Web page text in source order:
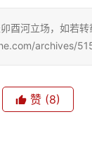
酉河立场，如若转
archives/
赞 (8)